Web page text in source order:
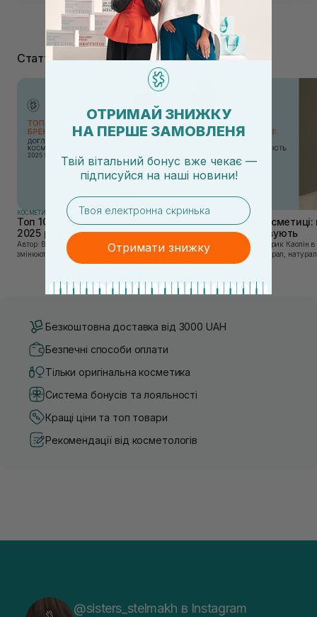
Статті
КОСМЕТИКА
Топ 10 брендів доглядової косметики у
2025 році
Автор: Віка Нагорна У сучасному світі, де тренди
змінюються зі швидкістю світла, а ринок популярної
косметики переповнений новими пропозиціями, вибір
КОСМЕТИКА
Каолін в
використовують
Автор: Юлія Цебрик Каолін в косметології – це
природний мінерал,
безліч переваг для шкіри
Безкоштовна доставка від 3000 UAH
Безпечні способи оплати
Тільки оригінальна косметика
Система бонусів та лояльності
Кращі ціни та топ товари
Рекомендації від косметологів
@sisters_stelmakh в Instagram
ОТРИМАЙ ЗНИЖКУ
НА ПЕРШЕ ЗАМОВЛЕНЯ
Твій вітальний бонус вже чекає —
підписуйся на наші новини!
email
Отримати знижку